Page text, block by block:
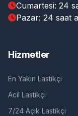
Cumartesi: 24
Pazar: 24 saat
Hizmetler
En Yakın Lastikçi
Acil Lastikçi
7/24 Açık Lastikçi